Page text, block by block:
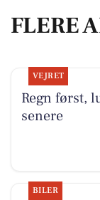
FLERE
VEJRET
Regn først,
senere
BILER